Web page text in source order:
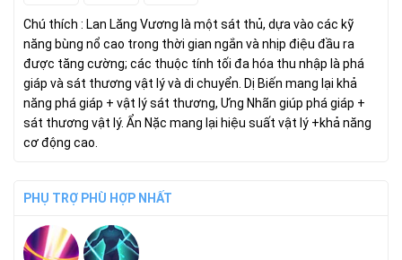
Chú thích : Lan Lăng Vương là một sát thủ, dựa vào các kỹ
năng bùng nổ cao trong thời gian ngắn và nhịp điệu đầu ra
được tăng cường; các thuộc tính tối đa hóa thu nhập là phá
giáp và sát thương vật lý và di chuyển. Dị Biến mang lại khả
năng phá giáp + vật lý sát thương, Ưng Nhãn giúp phá giáp +
sát thương vật lý. Ẩn Nặc mang lại hiệu suất vật lý +khả năng
cơ động cao.
PHỤ TRỢ PHÙ HỢP NHẤT